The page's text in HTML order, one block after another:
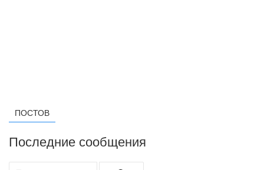
ПОСТОВ
Последние сообщения